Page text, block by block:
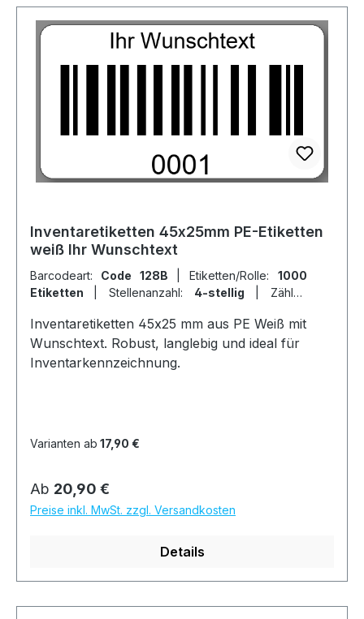
Inventaretiketten 45x25mm PE-Etiketten
weiß Ihr Wunschtext
Barcodeart: Code 128B Etiketten/Rolle: 1000
Etiketten
Stellenanzahl: 4-stellig
Zähler:
Inventaretiketten 45x25 mm aus PE Weiß mit
Wunschtext. Robust, langlebig und ideal für
Inventarkennzeichnung.
Varianten ab 17,90 €
Regulärer Preis:
Ab 20,90 €
Preise inkl. MwSt. zzgl. Versandkosten
Details